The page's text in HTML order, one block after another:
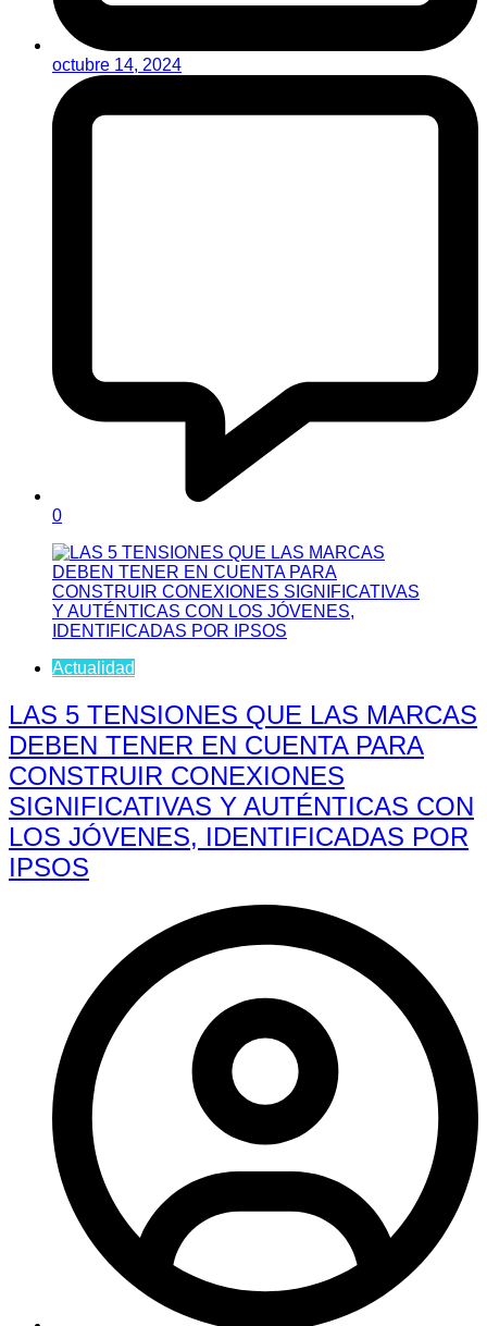
octubre 14, 2024
0
Actualidad
LAS 5 TENSIONES QUE LAS MARCAS
DEBEN TENER EN CUENTA PARA
CONSTRUIR CONEXIONES
SIGNIFICATIVAS Y AUTÉNTICAS CON
LOS JÓVENES, IDENTIFICADAS POR
IPSOS